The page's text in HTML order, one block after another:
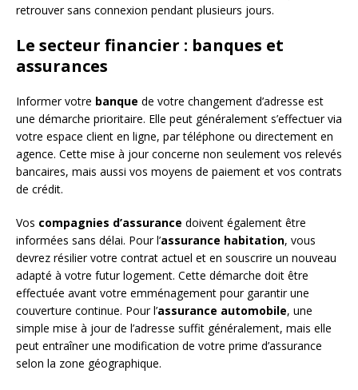
retrouver sans connexion pendant plusieurs jours.
Le secteur financier : banques et
assurances
Informer votre banque de votre changement d’adresse est
une démarche prioritaire. Elle peut généralement s’effectuer via
votre espace client en ligne, par téléphone ou directement en
agence. Cette mise à jour concerne non seulement vos relevés
bancaires, mais aussi vos moyens de paiement et vos contrats
de crédit.
Vos compagnies d’assurance doivent également être
informées sans délai. Pour l’assurance habitation, vous
devrez résilier votre contrat actuel et en souscrire un nouveau
adapté à votre futur logement. Cette démarche doit être
effectuée avant votre emménagement pour garantir une
couverture continue. Pour l’assurance automobile, une
simple mise à jour de l’adresse suffit généralement, mais elle
peut entraîner une modification de votre prime d’assurance
selon la zone géographique.